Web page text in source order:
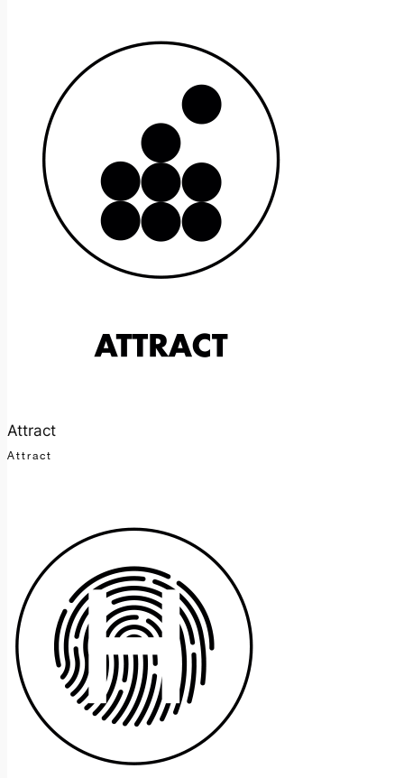
Attract
Attract